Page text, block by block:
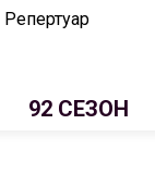
Репертуар
92 СЕЗОН